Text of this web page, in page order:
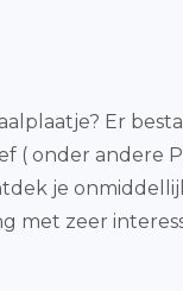
Er
( onder andere
je
met zeer